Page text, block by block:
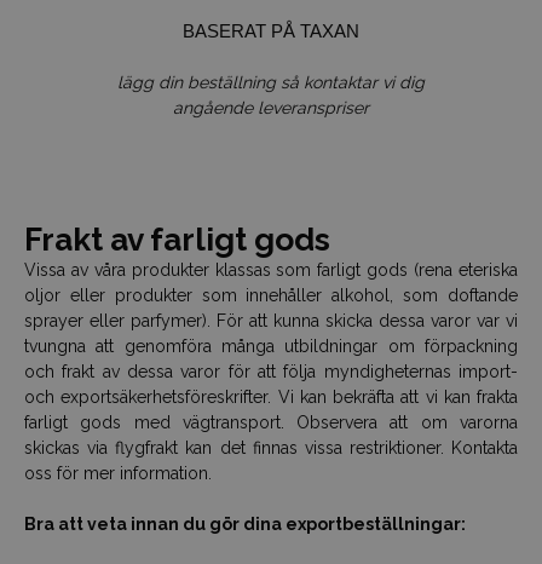
BASERAT PÅ TAXAN
lägg din beställning så kontaktar vi dig
angående leveranspriser
Frakt av farligt gods
Vissa av våra produkter klassas som farligt gods (rena eteriska
oljor eller produkter som innehåller alkohol, som doftande
sprayer eller parfymer). För att kunna skicka dessa varor var vi
tvungna att genomföra många utbildningar om förpackning
och frakt av dessa varor för att följa myndigheternas import-
och exportsäkerhetsföreskrifter. Vi kan bekräfta att vi kan frakta
farligt gods med vägtransport. Observera att om varorna
skickas via flygfrakt kan det finnas vissa restriktioner. Kontakta
oss för mer information.
Bra att veta innan du gör dina exportbeställningar: